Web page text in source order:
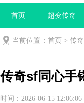
首页 超变传奇
当前位置： 首页 > 传
传奇sf同心手
时间：2026-06-15 12:06:06